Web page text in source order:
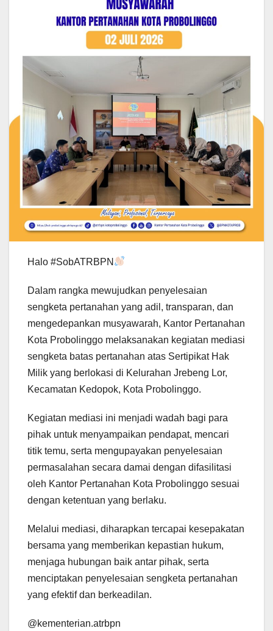
Halo #SobATRBPN
Dalam rangka mewujudkan penyelesaian
sengketa pertanahan yang adil, transparan, dan
mengedepankan musyawarah, Kantor Pertanahan
Kota Probolinggo melaksanakan kegiatan mediasi
sengketa batas pertanahan atas Sertipikat Hak
Milik yang berlokasi di Kelurahan Jrebeng Lor,
Kecamatan Kedopok, Kota Probolinggo.
Kegiatan mediasi ini menjadi wadah bagi para
pihak untuk menyampaikan pendapat, mencari
titik temu, serta mengupayakan penyelesaian
permasalahan secara damai dengan difasilitasi
oleh Kantor Pertanahan Kota Probolinggo sesuai
dengan ketentuan yang berlaku.
Melalui mediasi, diharapkan tercapai kesepakatan
bersama yang memberikan kepastian hukum,
menjaga hubungan baik antar pihak, serta
menciptakan penyelesaian sengketa pertanahan
yang efektif dan berkeadilan.
@kementerian.atrbpn